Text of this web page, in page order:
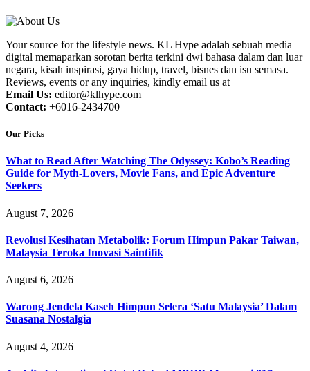
Your source for the lifestyle news. KL Hype adalah sebuah media
digital memaparkan sorotan berita terkini dwi bahasa dalam dan luar
negara, kisah inspirasi, gaya hidup, travel, bisnes dan isu semasa.
Reviews, events or any inquiries, kindly email us at
Email Us: editor@klhype.com
Contact: +6016-2434700
Our Picks
What to Read After Watching The Odyssey: Kobo’s Reading
Guide for Myth-Lovers, Movie Fans, and Epic Adventure
Seekers
August 7, 2026
Revolusi Kesihatan Metabolik: Forum Himpun Pakar Taiwan,
Malaysia Teroka Inovasi Saintifik
August 6, 2026
Warong Jendela Kaseh Himpun Selera ‘Satu Malaysia’ Dalam
Suasana Nostalgia
August 4, 2026